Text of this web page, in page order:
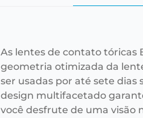
As lentes de contato tóricas
geometria otimizada da
ser usadas por até sete
design multifacetado
você desfrute de uma visão